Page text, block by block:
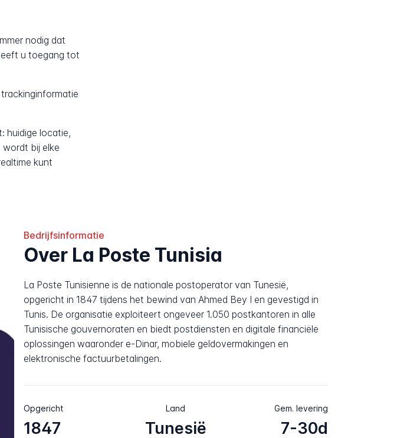
nodig dat
u toegang tot
huidige locatie,
bij elke
kunt
Bedrijfsinformatie
Over La Poste Tunisia
La Poste Tunisienne is de nationale postoperator van Tunesië,
opgericht in 1847 tijdens het bewind van Ahmed Bey I en gevestigd in
Tunis. De organisatie exploiteert ongeveer 1.050 postkantoren in alle
Tunisische gouvernoraten en biedt postdiensten en digitale financiële
oplossingen waaronder e-Dinar, mobiele geldovermakingen en
elektronische factuurbetalingen.
Opgericht
1847
Land
Tunesië
Gem. levering
7-30d